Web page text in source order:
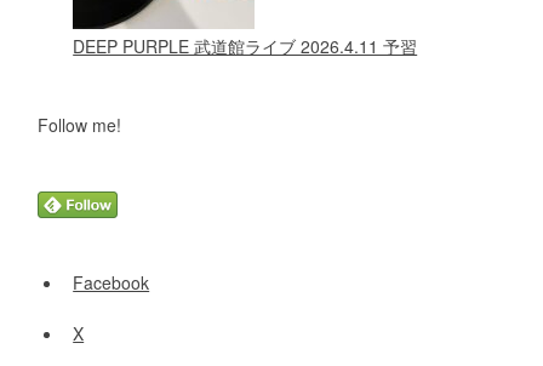
DEEP PURPLE 武道館ライブ 2026.4.11 予習
Follow me!
Facebook
X